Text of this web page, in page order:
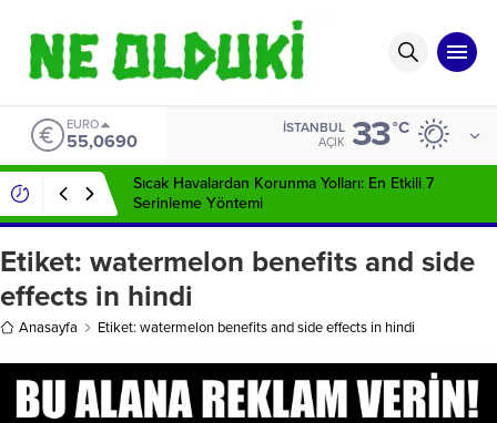
EURO
55,0690
İSTANBUL
AÇIK 33°C
Sıcak Havalardan Korunma Yolları: En Etkili 7
Serinleme Yöntemi
Etiket: watermelon benefits and side
effects in hindi
Anasayfa Etiket: watermelon benefits and side effects in hindi